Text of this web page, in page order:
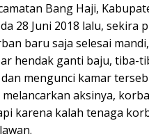
Bang Haji,
28 Juni 2018 lalu, sekira
baru saja selesai
hendak ganti baju, tiba-
mengunci kamar
aksinya,
karena kalah tenaga